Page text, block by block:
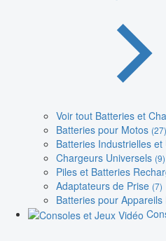
Voir tout Batteries et
Batteries pour Motos (27)
Batteries Industrielles et
Chargeurs Universels (9)
Piles et Batteries
Adaptateurs de Prise (7)
Batteries pour Appareils